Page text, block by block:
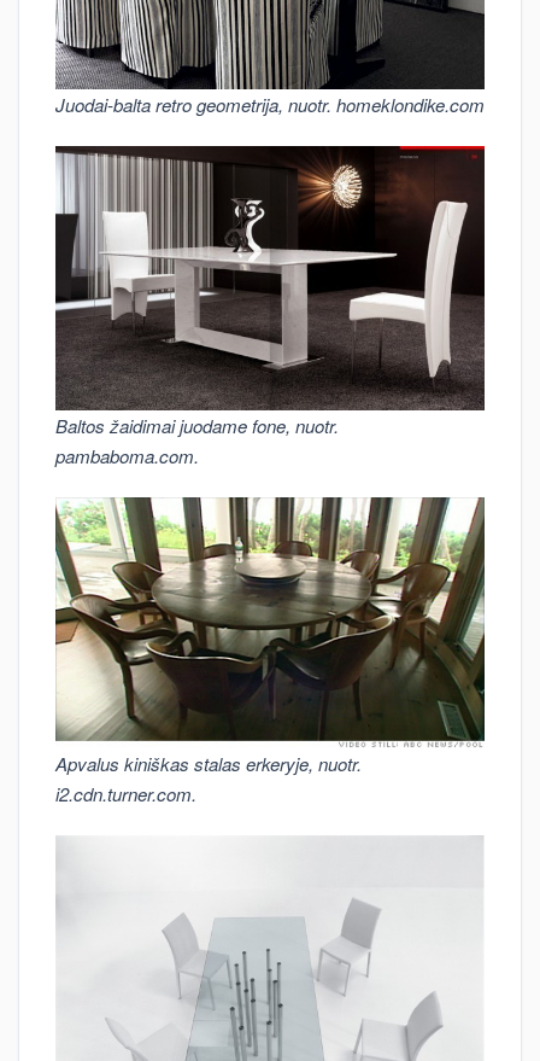
Juodai-balta retro geometrija, nuotr. homeklondike.com
Baltos žaidimai juodame fone, nuotr.
pambaboma.com.
Apvalus kiniškas stalas erkeryje, nuotr.
i2.cdn.turner.com.